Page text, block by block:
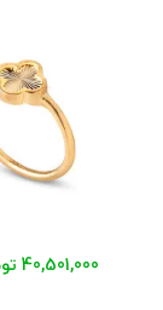
40,501,000 تومان